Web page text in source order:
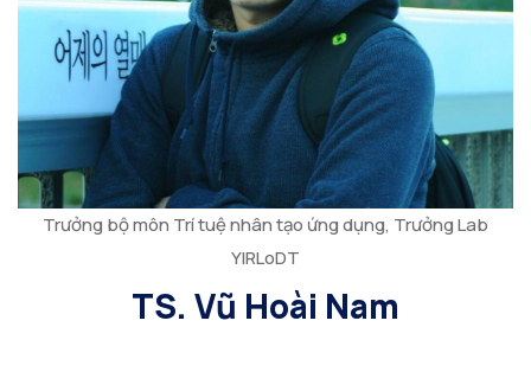
Trưởng bộ môn Trí tuệ nhân tạo ứng dụng, Trưởng Lab
YIRLoDT
TS. Vũ Hoài Nam